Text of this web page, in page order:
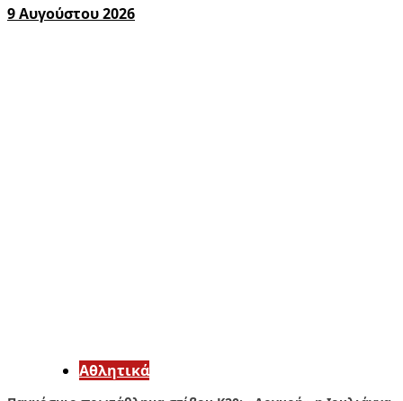
9 Αυγούστου 2026
Αθλητικά